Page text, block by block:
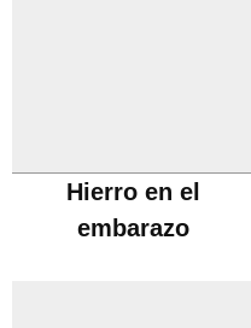
Hierro en el
embarazo